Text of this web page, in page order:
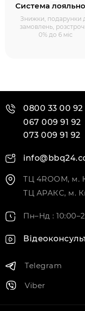
Система
Знижки, подарунки
замовлень,
0% до 6 міс
0800 33 00 92
067 009 91 92
073 009 91 92
ТЦ 4ROOM, м.
ТЦ АРАКС, м.
Пн–Нд :
Telegram
Viber